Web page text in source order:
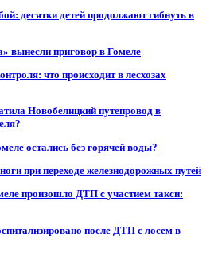
десятки детей продолжают гибнуть в
вынесли приговор в Гомеле
что происходит в лесхозах
Новобелицкий путепровод в
остались без горячей воды?
при переходе железнодорожных путей
произошло ДТП с участием такси:
после ДТП с лосем в